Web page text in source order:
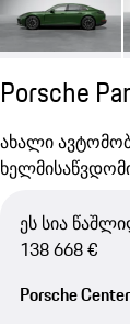
Porsche
ახალი
ეს სია
138 668 €
Porsche